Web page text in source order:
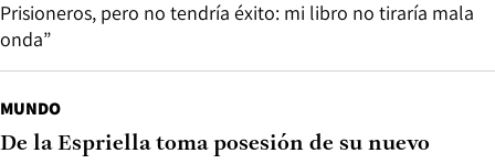
Prisioneros, pero no tendría éxito: mi libro no tiraría mala
onda”
MUNDO
De la Espriella toma posesión de su nuevo